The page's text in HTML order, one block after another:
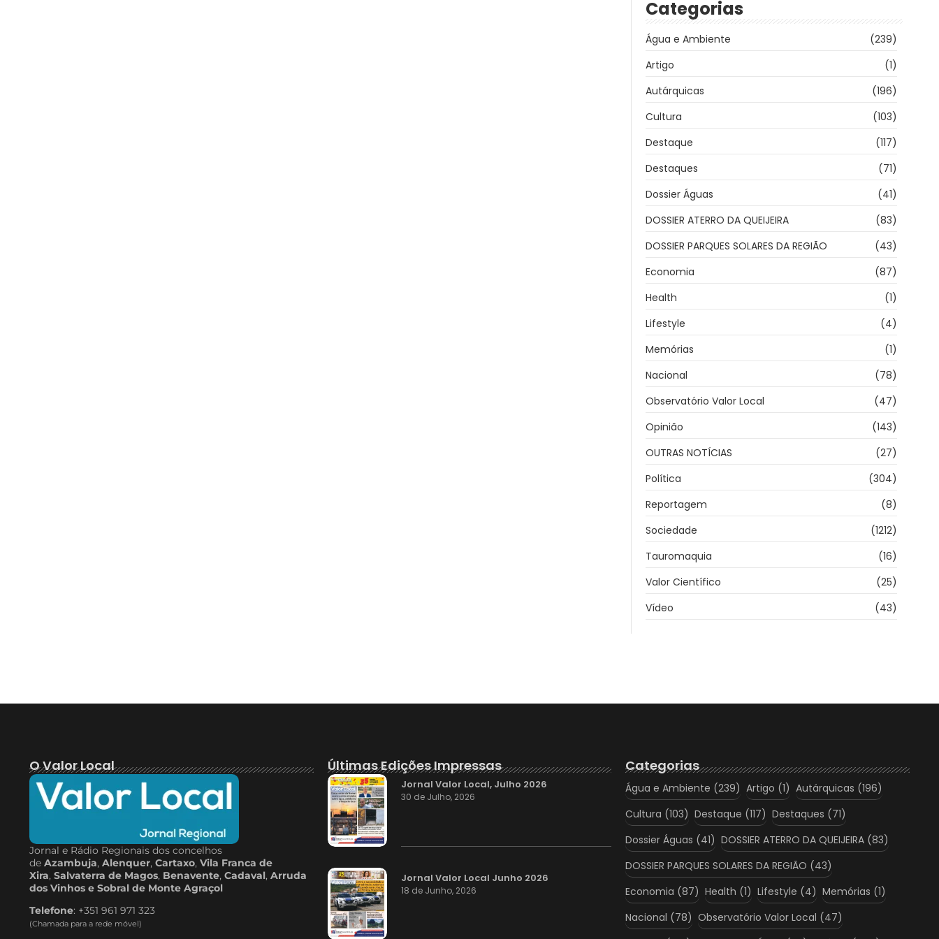
Categorias
Água e Ambiente
(239)
Artigo
(1)
Autárquicas
(196)
Cultura
(103)
Destaque
(117)
Destaques
(71)
Dossier Águas
(41)
DOSSIER ATERRO DA QUEIJEIRA
(83)
DOSSIER PARQUES SOLARES DA REGIÃO
(43)
Economia
(87)
Health
(1)
Lifestyle
(4)
Memórias
(1)
Nacional
(78)
Observatório Valor Local
(47)
Opinião
(143)
OUTRAS NOTÍCIAS
(27)
Política
(304)
Reportagem
(8)
Sociedade
(1212)
Tauromaquia
(16)
Valor Científico
(25)
Vídeo
(43)
O Valor Local
Jornal e Rádio Regionais dos concelhos
de Azambuja, Alenquer, Cartaxo, Vila Franca de
Xira, Salvaterra de Magos, Benavente, Cadaval, Arruda
dos Vinhos e Sobral de Monte Agraçol
Telefone: +351 961 971 323
(Chamada para a rede móvel)
Últimas Edições Impressas
Jornal Valor Local, Julho 2026
30 de Julho, 2026
Jornal Valor Local Junho 2026
18 de Junho, 2026
Categorias
Água e Ambiente (239) Artigo (1) Autárquicas (196)
Cultura (103) Destaque (117) Destaques (71)
Dossier Águas (41) DOSSIER ATERRO DA QUEIJEIRA (83)
DOSSIER PARQUES SOLARES DA REGIÃO (43)
Economia (87) Health (1) Lifestyle (4) Memórias (1)
Nacional (78) Observatório Valor Local (47)